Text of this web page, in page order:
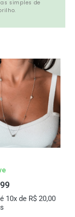
simples de
10x de R$20,00